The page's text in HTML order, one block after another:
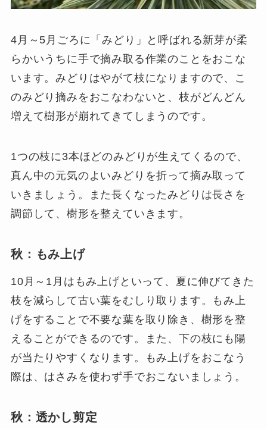
4月～5月ごろに「みどり」と呼ばれる新芽が柔
らかいうちに手で摘み取る作業のことをおこな
います。みどりはやがて枝になりますので、こ
のみどり摘みをおこなわないと、枝がどんどん
増えて樹形が崩れてきてしまうのです。
1つの枝に3本ほどのみどりが生えてくるので、
真ん中の元気のよいみどりを折って摘み取って
いきましょう。また長くなったみどりは長さを
調節して、樹形を整えていきます。
秋：もみ上げ
10月～1月はもみ上げといって、夏に伸びてきた
枝を減らして古い葉をむしり取ります。もみ上
げをすることで不要な葉を取り除き、樹形を整
えることができるのです。また、下の枝にも陽
が当たりやすくなります。もみ上げをおこなう
際は、はさみを使わず手でおこないましょう。
秋：透かし剪定